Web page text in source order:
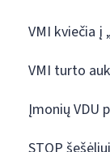
VMI kviečia į
VMI turto
Įmonių VDU